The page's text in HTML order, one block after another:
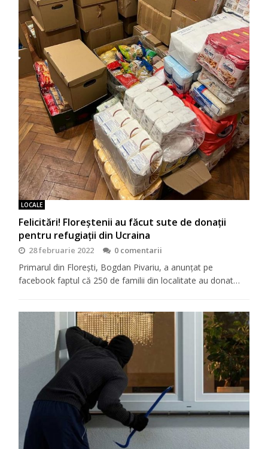
LOCALE
Felicitări! Floreștenii au făcut sute de donații
pentru refugiații din Ucraina
28 februarie 2022 0 comentarii
Primarul din Florești, Bogdan Pivariu, a anunțat pe
facebook faptul că 250 de familii din localitate au donat…